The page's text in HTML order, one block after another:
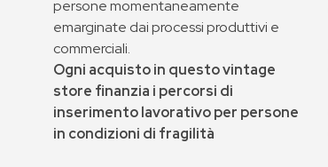
persone momentaneamente
emarginate dai processi produttivi e
commerciali.
Ogni acquisto in questo vintage
store finanzia i percorsi di
inserimento lavorativo per persone
in condizioni di fragilità